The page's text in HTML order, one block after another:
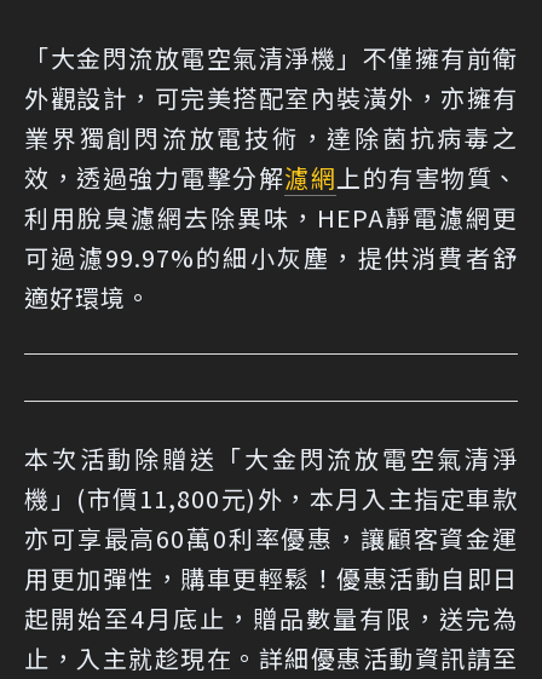
「大金閃流放電空氣清淨機」不僅擁有前衛
外觀設計，可完美搭配室內裝潢外，亦擁有
業界獨創閃流放電技術，達除菌抗病毒之
效，透過強力電擊分解濾網上的有害物質、
利用脫臭濾網去除異味，HEPA靜電濾網更
可過濾99.97%的細小灰塵，提供消費者舒
適好環境。
本次活動除贈送「大金閃流放電空氣清淨
機」(市價11,800元)外，本月入主指定車款
亦可享最高60萬0利率優惠，讓顧客資金運
用更加彈性，購車更輕鬆！優惠活動自即日
起開始至4月底止，贈品數量有限，送完為
止，入主就趁現在。詳細優惠活動資訊請至